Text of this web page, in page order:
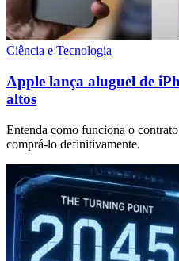
Ciência e Tecnologia
Apple lança aluguel de
altos
Entenda como funciona o
comprá-lo definitivamente.